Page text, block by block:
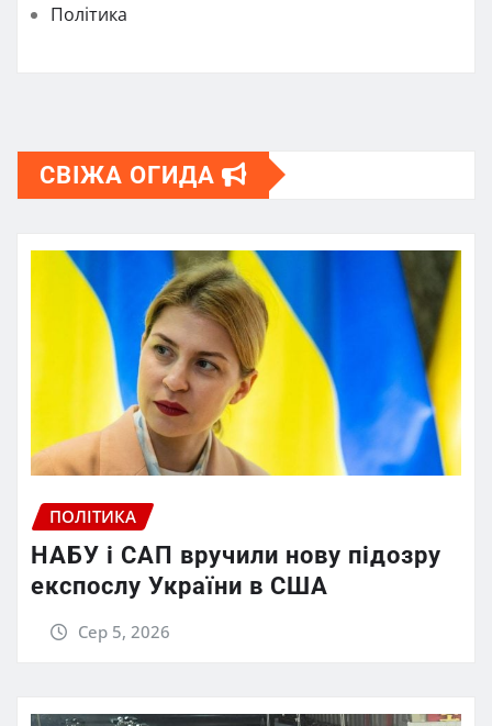
Політика
СВІЖА ОГИДА
ПОЛІТИКА
НАБУ і САП вручили нову підозру
експослу України в США
Сер 5, 2026